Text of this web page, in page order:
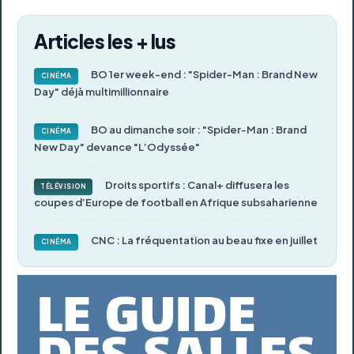
Articles les + lus
CINÉMA
BO 1er week-end : "Spider-Man : Brand New
Day" déjà multimillionnaire
CINÉMA
BO au dimanche soir : "Spider-Man : Brand
New Day" devance "L’Odyssée"
TÉLÉVISION
Droits sportifs : Canal+ diffusera les
coupes d’Europe de football en Afrique subsaharienne
CINÉMA CNC : La fréquentation au beau fixe en juillet